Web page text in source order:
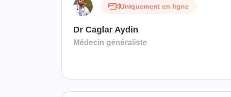
Uniquement en ligne
Dr Caglar Aydin
Médecin généraliste